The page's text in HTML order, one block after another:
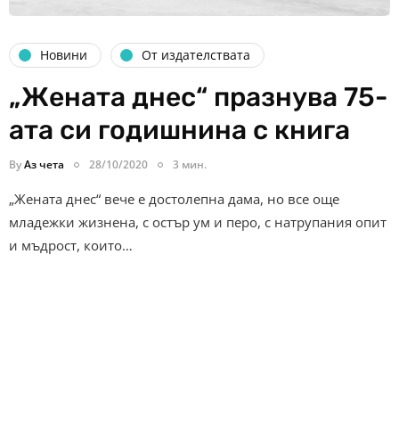
Новини От издателствата
„Жената днес“ празнува 75-
ата си годишнина с книга
ByАз чета 28/10/2020 3 мин.
„Жената днес“ вече е достолепна дама, но все още
младежки жизнена, с остър ум и перо, с натрупания опит
и мъдрост, които…